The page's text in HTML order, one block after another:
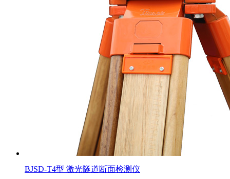
BJSD-T4型 激光隧道断面检测仪